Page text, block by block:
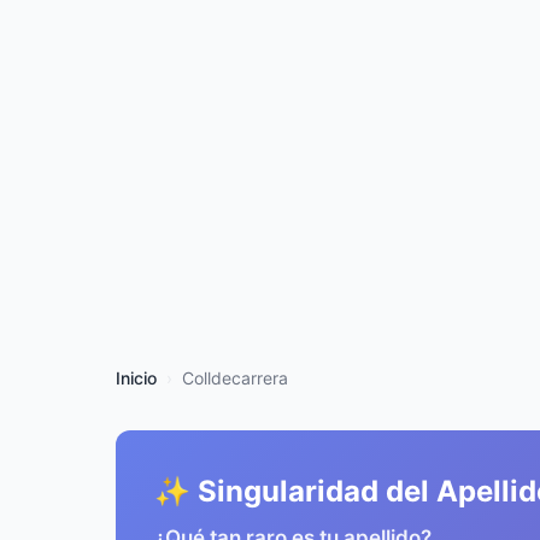
Inicio Colldecarrera
✨ Singularidad del